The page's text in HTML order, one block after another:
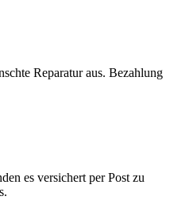
Reparatur aus. Bezahlung
es versichert per Post zu